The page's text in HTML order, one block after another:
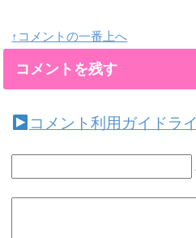
↑コメントの一番上へ
コメントを残す
コメント利用ガイドラ